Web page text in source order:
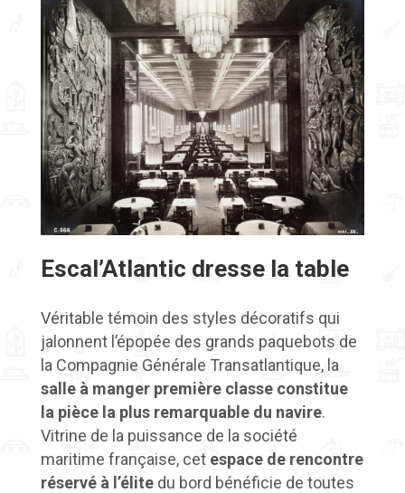
Escal’Atlantic dresse la table
Véritable témoin des styles décoratifs qui
jalonnent l’épopée des grands paquebots de
la Compagnie Générale Transatlantique, la
salle à manger première classe constitue
la pièce la plus remarquable du navire.
Vitrine de la puissance de la société
maritime française, cet espace de rencontre
réservé à l’élite du bord bénéficie de toutes